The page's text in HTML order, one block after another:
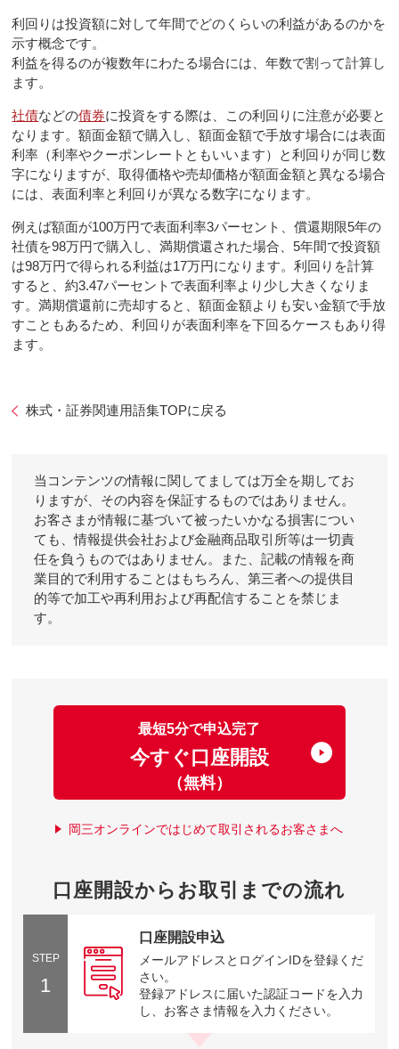
利回りは投資額に対して年間でどのくらいの利益があるのかを
示す概念です。
利益を得るのが複数年にわたる場合には、年数で割って計算し
ます。
社債などの債券に投資をする際は、この利回りに注意が必要と
なります。額面金額で購入し、額面金額で手放す場合には表面
利率（利率やクーポンレートともいいます）と利回りが同じ数
字になりますが、取得価格や売却価格が額面金額と異なる場合
には、表面利率と利回りが異なる数字になります。
例えば額面が100万円で表面利率3パーセント、償還期限5年の
社債を98万円で購入し、満期償還された場合、5年間で投資額
は98万円で得られる利益は17万円になります。利回りを計算
すると、約3.47パーセントで表面利率より少し大きくなりま
す。満期償還前に売却すると、額面金額よりも安い金額で手放
すこともあるため、利回りが表面利率を下回るケースもあり得
ます。
株式・証券関連用語集TOPに戻る
当コンテンツの情報に関してましては万全を期してお
りますが、その内容を保証するものではありません。
お客さまが情報に基づいて被ったいかなる損害につい
ても、情報提供会社および金融商品取引所等は一切責
任を負うものではありません。また、記載の情報を商
業目的で利用することはもちろん、第三者への提供目
的等で加工や再利用および再配信することを禁じま
す。
最短5分で申込完了
今すぐ口座開設
（無料）
岡三オンラインではじめて取引されるお客さまへ
口座開設からお取引までの流れ
STEP
1
口座開設申込
メールアドレスとログインIDを登録くだ
さい。
登録アドレスに届いた認証コードを入力
し、お客さま情報を入力ください。